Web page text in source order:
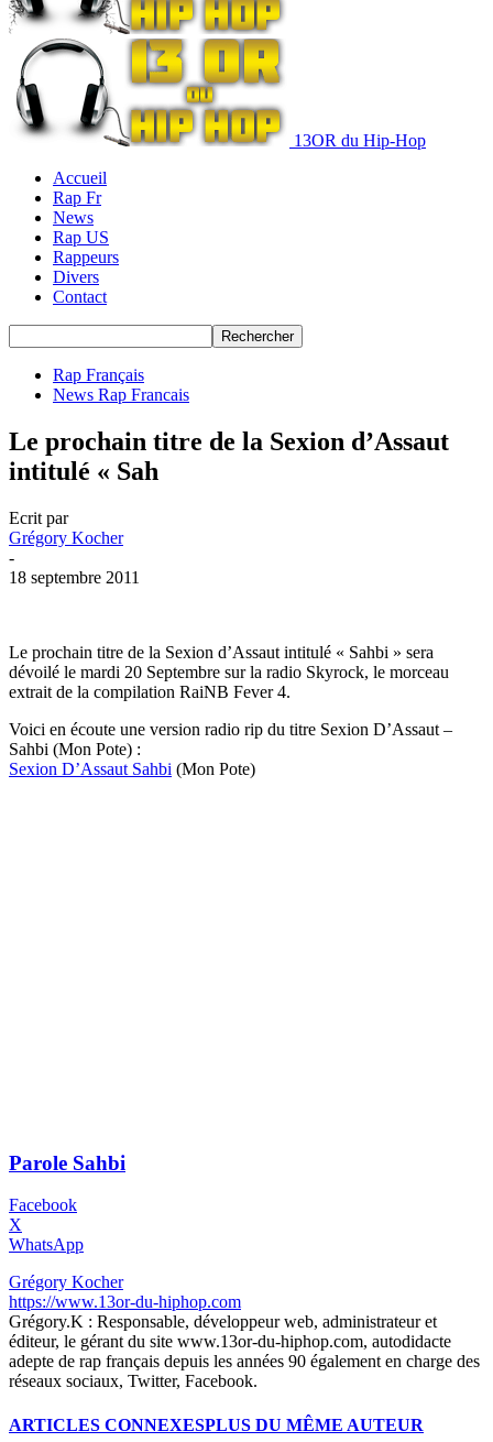
13OR du Hip-Hop
Accueil
Rap Fr
News
Rap US
Rappeurs
Divers
Contact
Rap Français
News Rap Francais
Le prochain titre de la Sexion d’Assaut
intitulé « Sah
Ecrit par
Grégory Kocher
-
18 septembre 2011
Le prochain titre de la Sexion d’Assaut intitulé « Sahbi » sera
dévoilé le mardi 20 Septembre sur la radio Skyrock, le morceau
extrait de la compilation RaiNB Fever 4.
Voici en écoute une version radio rip du titre Sexion D’Assaut –
Sahbi (Mon Pote) :
Sexion D’Assaut Sahbi (Mon Pote)
Parole Sahbi
Facebook
X
WhatsApp
Grégory Kocher
https://www.13or-du-hiphop.com
Grégory.K : Responsable, développeur web, administrateur et
éditeur, le gérant du site www.13or-du-hiphop.com, autodidacte
adepte de rap français depuis les années 90 également en charge des
réseaux sociaux, Twitter, Facebook.
ARTICLES CONNEXESPLUS DU MÊME AUTEUR